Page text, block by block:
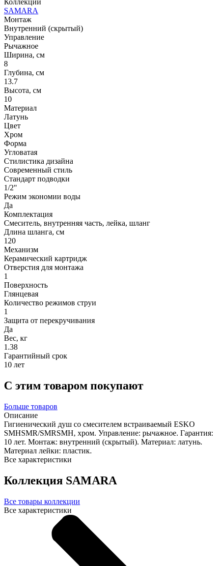
Коллекции
SAMARA
Монтаж
Внутренний (скрытый)
Управление
Рычажное
Ширина, см
8
Глубина, см
13.7
Высота, см
10
Материал
Латунь
Цвет
Хром
Форма
Угловатая
Стилистика дизайна
Современный стиль
Стандарт подводки
1/2"
Режим экономии воды
Да
Комплектация
Смеситель, внутренняя часть, лейка, шланг
Длина шланга, см
120
Механизм
Керамический картридж
Отверстия для монтажа
1
Поверхность
Глянцевая
Количество режимов струи
1
Защита от перекручивания
Да
Вес, кг
1.38
Гарантийный срок
10 лет
С этим товаром покупают
Больше товаров
Описание
Гигиенический душ со смесителем встраиваемый ESKO
SMHSMR/SMRSMH, хром. Управление: рычажное. Гарантия:
10 лет. Монтаж: внутренний (скрытый). Материал: латунь.
Материал лейки: пластик.
Все характеристики
Коллекция SAMARA
Все товары коллекции
Все характеристики